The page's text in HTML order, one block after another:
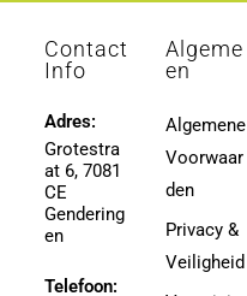
Contact
Info
Adres:
Grotestra
at 6, 7081
CE
Gendering
en
Telefoon:
Algeme
en
Algemene
Voorwaar
den
Privacy &
Veiligheid